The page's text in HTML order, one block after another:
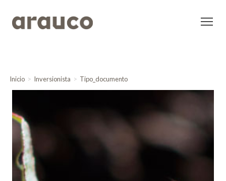
Inicio Inversionista Tipo_documento